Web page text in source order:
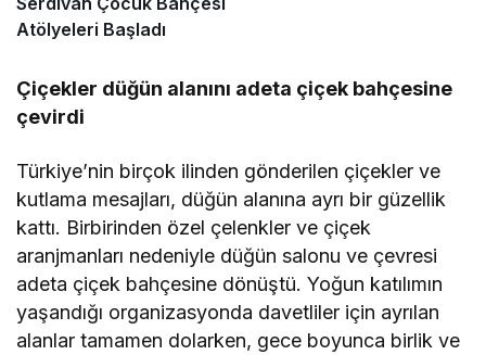
Atölyeleri Başladı
Çiçekler düğün alanını adeta çiçek bahçesine
çevirdi
Türkiye’nin birçok ilinden gönderilen çiçekler ve
kutlama mesajları, düğün alanına ayrı bir güzellik
kattı. Birbirinden özel çelenkler ve çiçek
aranjmanları nedeniyle düğün salonu ve çevresi
adeta çiçek bahçesine dönüştü. Yoğun katılımın
yaşandığı organizasyonda davetliler için ayrılan
alanlar tamamen dolarken, gece boyunca birlik ve